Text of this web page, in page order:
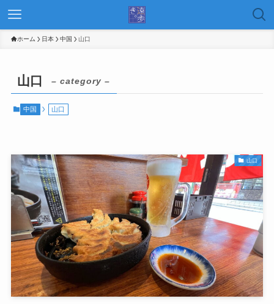
ホーム 日本 中国 山口
山口 – category –
中国 山口
山口